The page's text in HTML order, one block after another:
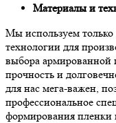
Материалы и
Мы используем
технологии для
выбора армированной
прочность и
для нас мега-важен,
профессиональное
формирования